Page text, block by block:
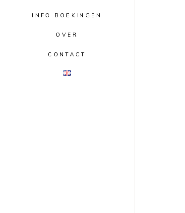
INFO BOEKINGEN
OVER
CONTACT